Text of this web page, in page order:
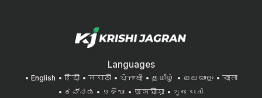
Languages
English हिंदी मराठी ਪੰਜਾਬੀ தமிழ் മലയാളം
বাংলা
ಕನ್ನಡ
ଓଡିଆ অসমীয়া ગુજરાતી